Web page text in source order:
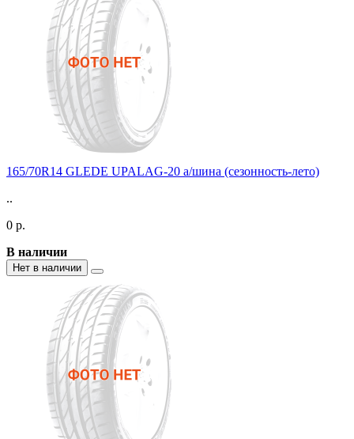
165/70R14 GLEDE UPALAG-20 а/шина (сезонность-лето)
..
0 р.
В наличии
Нет в наличии